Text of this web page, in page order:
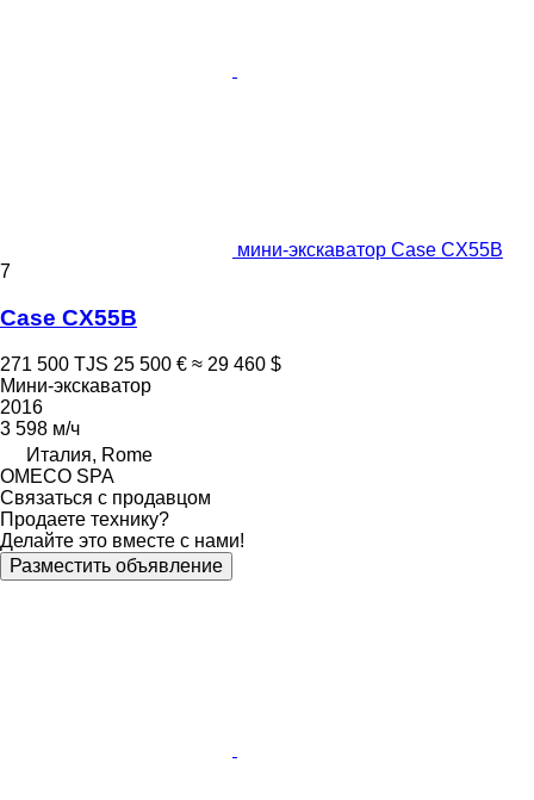
мини-экскаватор Case CX55B
7
Case CX55B
271 500 TJS 25 500 € ≈ 29 460 $
Мини-экскаватор
2016
3 598 м/ч
Италия, Rome
OMECO SPA
Связаться с продавцом
Продаете технику?
Делайте это вместе с нами!
Разместить объявление